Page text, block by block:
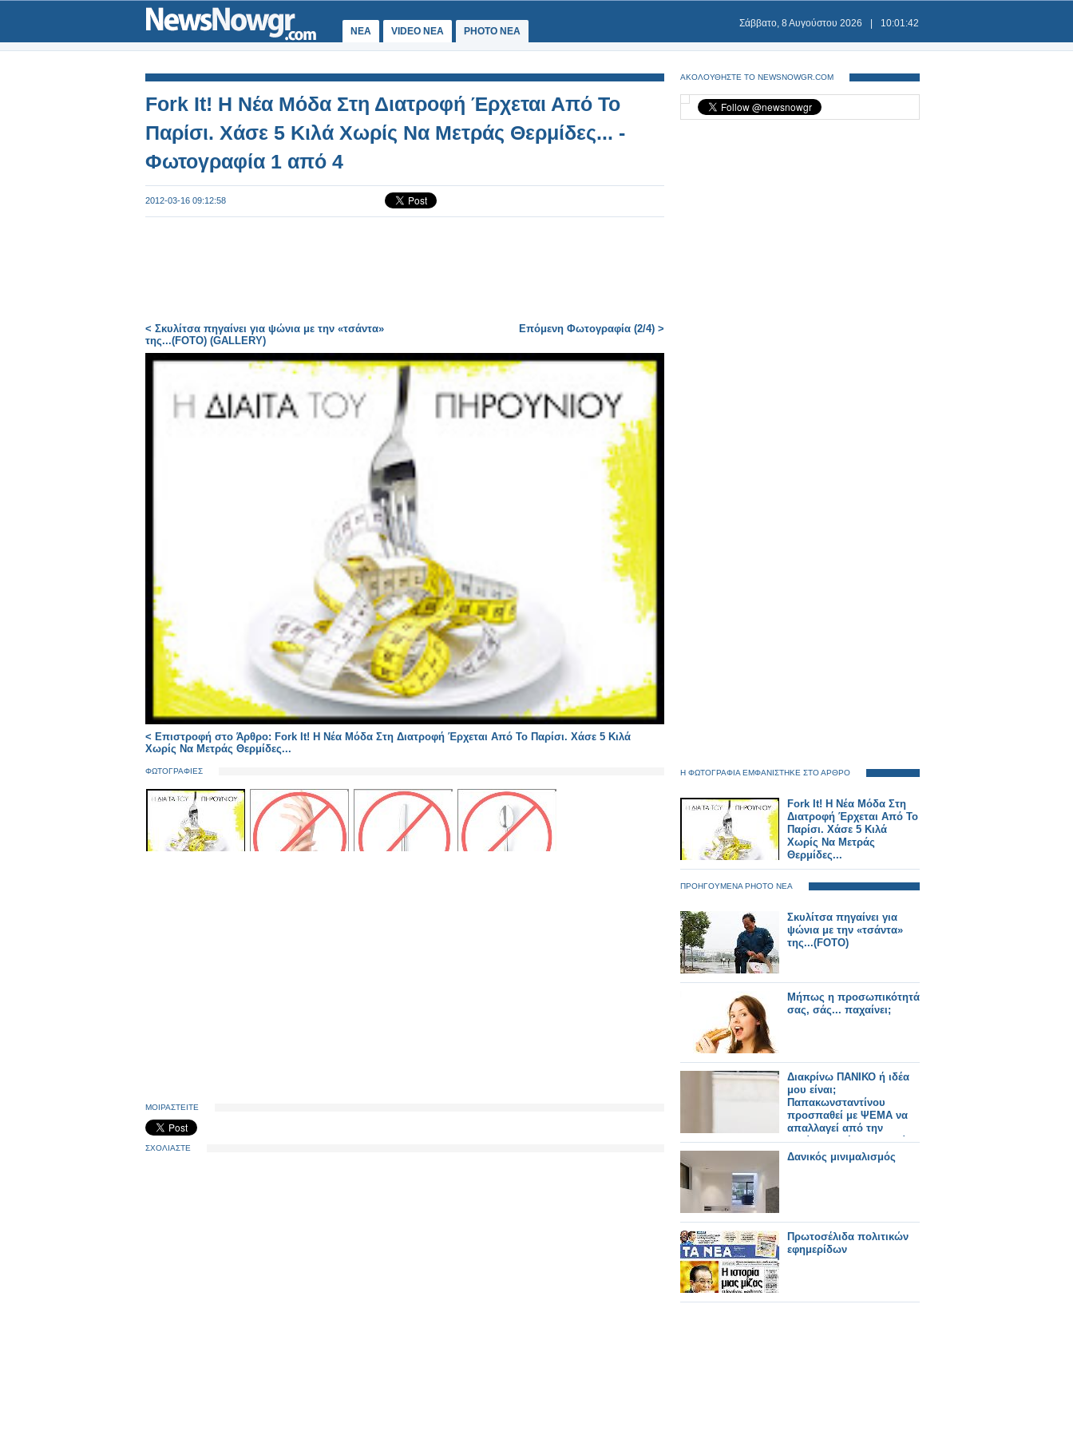
ΝΕΑ VIDEO NEA PHOTO NEA
Σάββατο, 8 Αυγούστου 2026 10:01:42
Fork It! Η Νέα Μόδα Στη Διατροφή Έρχεται Από Το
Παρίσι. Χάσε 5 Κιλά Χωρίς Να Μετράς Θερμίδες... -
Φωτογραφία 1 από 4
2012-03-16 09:12:58
< Σκυλίτσα πηγαίνει για ψώνια με την «τσάντα»
της...(FOTO) (GALLERY)
Επόμενη Φωτογραφία (2/4) >
< Επιστροφή στο Άρθρο: Fork It! Η Νέα Μόδα Στη Διατροφή Έρχεται Από Το Παρίσι. Χάσε 5 Κιλά
Χωρίς Να Μετράς Θερμίδες...
ΦΩΤΟΓΡΑΦΙΕΣ
ΜΟΙΡΑΣΤΕΙΤΕ
ΣΧΟΛΙΑΣΤΕ
ΑΚΟΛΟΥΘΗΣΤΕ ΤΟ NEWSNOWGR.COM
Η ΦΩΤΟΓΡΑΦΙΑ ΕΜΦΑΝΙΣΤΗΚΕ ΣΤΟ ΑΡΘΡΟ
Fork It! Η Νέα Μόδα Στη
Διατροφή Έρχεται Από Το
Παρίσι. Χάσε 5 Κιλά
Χωρίς Να Μετράς
Θερμίδες...
ΠΡΟΗΓΟΥΜΕΝΑ PHOTO ΝΕΑ
Σκυλίτσα πηγαίνει για
ψώνια με την «τσάντα»
της...(FOTO)
Mήπως η προσωπικότητά
σας, σάς... παχαίνει;
Διακρίνω ΠΑΝΙΚΟ ή ιδέα
μου είναι;
Παπακωνσταντίνου
προσπαθεί με ΨΕΜΑ να
απαλλαγεί από την
περίφημη δήλωση περί
"Τιτανικού" (βίντεο)
Δανικός μινιμαλισμός
Πρωτοσέλιδα πολιτικών
εφημερίδων